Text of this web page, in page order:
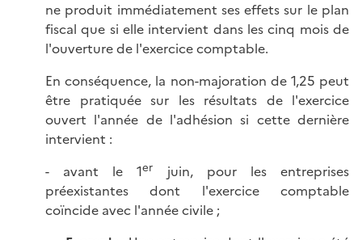
ne produit immédiatement ses effets sur le plan
fiscal que si elle intervient dans les cinq mois de
l'ouverture de l'exercice comptable.
En conséquence, la non-majoration de 1,25 peut
être pratiquée sur les résultats de l'exercice
ouvert l'année de l'adhésion si cette dernière
intervient :
- avant le 1er
juin, pour les entreprises
préexistantes dont l'exercice comptable
coïncide avec l'année civile ;